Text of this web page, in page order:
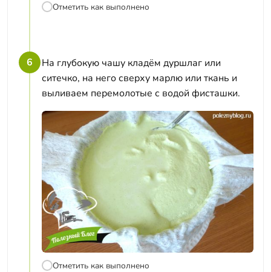
Отметить как выполнено
6
На глубокую чашу кладём дуршлаг или
ситечко, на него сверху марлю или ткань и
выливаем перемолотые с водой фисташки.
Отметить как выполнено